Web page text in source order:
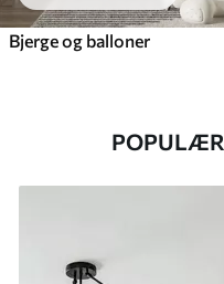
Bjerge og balloner